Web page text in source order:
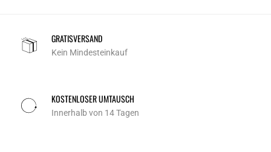
GRATISVERSAND
Kein Mindesteinkauf
KOSTENLOSER UMTAUSCH
Innerhalb von 14 Tagen